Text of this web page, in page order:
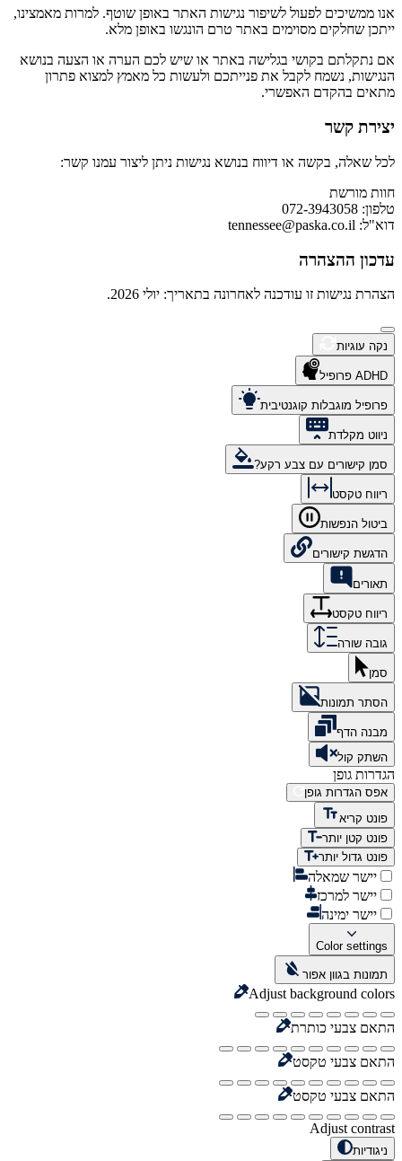
אנו ממשיכים לפעול לשיפור נגישות האתר באופן שוטף. למרות מאמצינו,
ייתכן שחלקים מסוימים באתר טרם הונגשו באופן מלא.
אם נתקלתם בקושי בגלישה באתר או שיש לכם הערה או הצעה בנושא
הנגישות, נשמח לקבל את פנייתכם ולעשות כל מאמץ למצוא פתרון
מתאים בהקדם האפשרי.
יצירת קשר
לכל שאלה, בקשה או דיווח בנושא נגישות ניתן ליצור עמנו קשר:
חוות מורשת
טלפון: 072-3943058
דוא"ל: tennessee@paska.co.il
עדכון ההצהרה
הצהרת נגישות זו עודכנה לאחרונה בתאריך: יולי 2026.
נקה עוגיות
ADHD פרופיל
פרופיל מוגבלות קוגנטיבית
ניווט מקלדת
סמן קישורים עם צבע רקע?
ריווח טקסט
ביטול הנפשות
הדגשת קישורים
תאורים
ריווח טקסט
גובה שורה
סמן
הסתר תמונות
מבנה הדף
השתק קול
הגדרות גופן
אפס הגדרות גופן
פונט קריא
פונט קטן יותר
פונט גדול יותר
יישר שמאלה
יישר למרכז
יישר ימינה
Color settings
תמונות בגוון אפור
Adjust background colors
התאם צבעי כותרת
התאם צבעי טקסט
התאם צבעי טקסט
Adjust contrast
ניגודיות